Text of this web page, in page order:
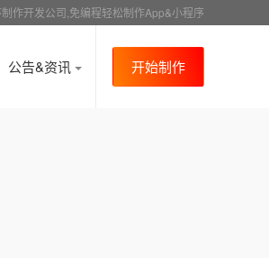
作开发公司,免编程轻松制作App&小程序
公告&资讯 开始制作